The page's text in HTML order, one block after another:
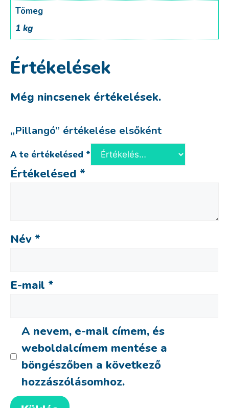
Tömeg
1 kg
Értékelések
Még nincsenek értékelések.
„Pillangó” értékelése elsőként
A te értékelésed *
Értékelésed *
Név *
E-mail *
A nevem, e-mail címem, és
weboldalcímem mentése a
böngészőben a következő
hozzászólásomhoz.